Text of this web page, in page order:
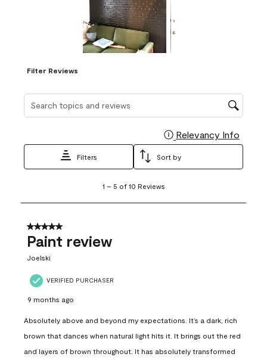
Filter Reviews
Relevancy Info
Filters Sort by
5
10
Reviews
1 – 5 of 10 Reviews
5 out of 5 stars.
Paint review
Joelski
VERIFIED PURCHASER
9 months ago
Absolutely above and beyond my expectations. It’s a dark, rich
brown that dances when natural light hits it. It brings out the red
and layers of brown throughout. It has absolutely transformed